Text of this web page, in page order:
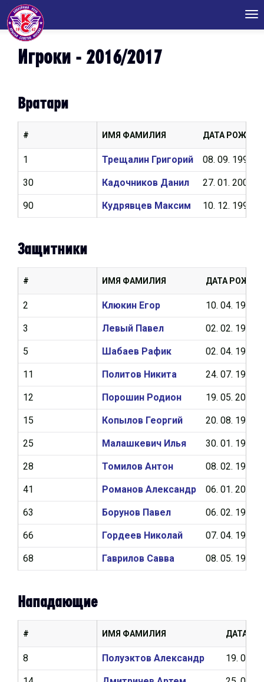
Игроки - 2016/2017
Вратари
ИМЯ ФАМИЛИЯ ДАТА
Трещалин Григорий 08. 09. 1997
Кадочников Данил 27. 01. 2000
Кудрявцев Максим 10. 12. 1997
#
1
30
90
Защитники
ИМЯ ФАМИЛИЯ ДАТА
Клюкин Егор 10. 04. 1999
Левый Павел 02. 02. 1997
Шабаев Рафик 02. 04. 1998
Политов Никита 24. 07. 1997
Порошин Родион 19. 05. 2000
Копылов Георгий 20. 08. 1999
Малашкевич Илья 30. 01. 1997
Томилов Антон 08. 02. 1998
Романов Александр 06. 01. 2000
Борунов Павел 06. 02. 1996
Гордеев Николай 07. 04. 1997
Гаврилов Савва 08. 05. 1997
#
2
3
5
11
12
15
25
28
41
63
66
68
Нападающие
ИМЯ ФАМИЛИЯ ДАТА
Полуэктов Александр 19. 03.
#
8